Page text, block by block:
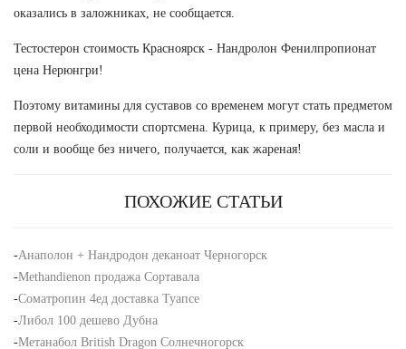
оказались в заложниках, не сообщается.
Тестостерон стоимость Красноярск - Нандролон Фенилпропионат
цена Нерюнгри!
Поэтому витамины для суставов со временем могут стать предметом
первой необходимости спортсмена. Курица, к примеру, без масла и
соли и вообще без ничего, получается, как жареная!
ПОХОЖИЕ СТАТЬИ
-Анаполон + Нандродон деканоат Черногорск
-Methandienon продажа Сортавала
-Cоматропин 4ед доставка Туапсе
-Либол 100 дешево Дубна
-Метанабол British Dragon Солнечногорск